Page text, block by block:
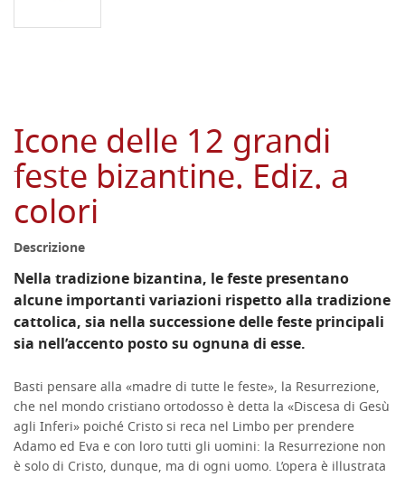
Icone delle 12 grandi
feste bizantine. Ediz. a
colori
Descrizione
Nella tradizione bizantina, le feste presentano
alcune importanti variazioni rispetto alla tradizione
cattolica, sia nella successione delle feste principali
sia nell’accento posto su ognuna di esse.
Basti pensare alla «madre di tutte le feste», la Resurrezione,
che nel mondo cristiano ortodosso è detta la «Discesa di Gesù
agli Inferi» poiché Cristo si reca nel Limbo per prendere
Adamo ed Eva e con loro tutti gli uomini: la Resurrezione non
è solo di Cristo, dunque, ma di ogni uomo. L’opera è illustrata